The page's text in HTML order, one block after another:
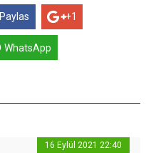
Paylas +1
WhatsApp
16 Eylül 2021 22:40